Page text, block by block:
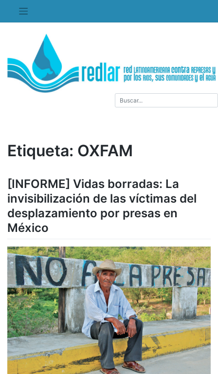
contenido
Etiqueta: OXFAM
[INFORME] Vidas borradas: La
invisibilización de las víctimas del
desplazamiento por presas en
México